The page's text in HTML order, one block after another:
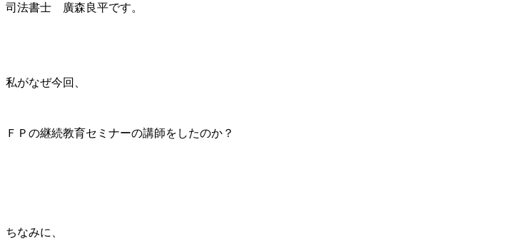
司法書士 廣森良平です。
私がなぜ今回、
ＦＰの継続教育セミナーの講師をしたのか？
ちなみに、